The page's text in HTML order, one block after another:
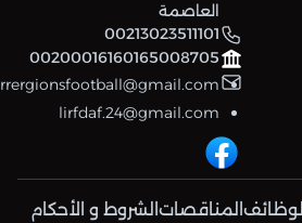
العاصمة
00213023511101
00200016160165008705
lirfdaf.24@gmail.com
الوظائف المناقصات الشروط و الأحكام